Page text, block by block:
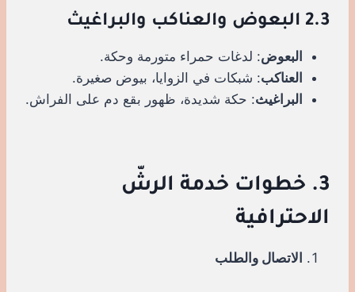
2.3 البعوض والعناكب والبراغيث
البعوض: لدغات حمراء متورمة وحكة.
العناكب: شبكات في الزوايا، بيوض صغيرة.
البراغيث: حكة شديدة، ظهور بقع دم على الفراش.
3. خطوات خدمة الرشّ
الاحترافية
الاتصال والطلب